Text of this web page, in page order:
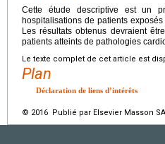
Cette étude descriptive est un
hospitalisations de patients
Les résultats obtenus devraient
patients atteints de pathologies
Le texte complet de cet article est
Plan
Déclaration de liens d’intérêts
© 2016 Publié par Elsevier Masson